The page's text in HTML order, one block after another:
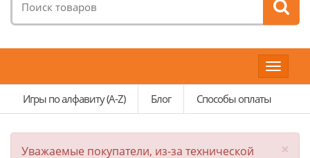
товаров:
Toggle
Игры по алфавиту (A-Z)
Блог Способы оплаты
×
Уважаемые покупатели, из-за технической